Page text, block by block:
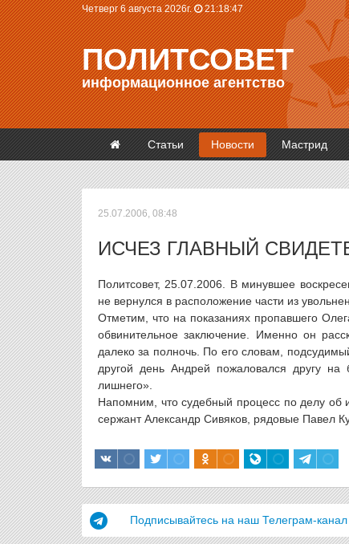
Четверг 6 августа 2026г. 21:18:47
ПОЛИТСОВЕТ
информационное агентство
Статьи Новости Мастрид
25.07.2006, 08:48
ИСЧЕЗ ГЛАВНЫЙ
Политсовет, 25.07.2006. В минувшее
не вернулся в расположение части из
Отметим, что на показаниях пропавшего
обвинительное заключение. Именно он
далеко за полночь. По его словам,
другой день Андрей пожаловался другу
лишнего».
Напомним, что судебный процесс по делу
сержант Александр Сивяков, рядовые Павел
Подписывайтесь на наш Телеграм-канал